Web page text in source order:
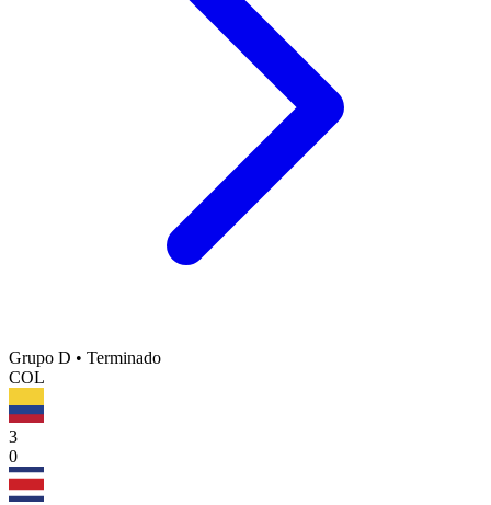
Grupo D • Terminado
COL
3
0